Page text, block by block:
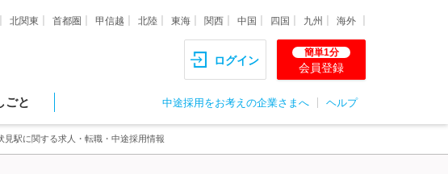
北関東 首都圏 甲信越 北陸 東海 関西 中国 四国 九州 海外
ログイン
簡単1分
会員登録
ごと 中途採用をお考えの企業さまへ ヘルプ
見駅に関する求人・転職・中途採用情報